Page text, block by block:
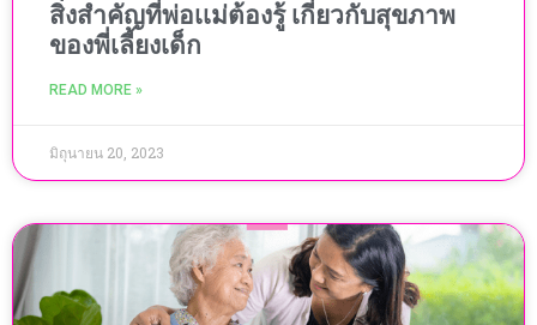
สิ่งสำคัญที่พ่อเเม่ต้องรู้ เกี่ยวกับสุขภาพ
ของพี่เลี้ยงเด็ก
READ MORE »
มิถุนายน 20, 2023